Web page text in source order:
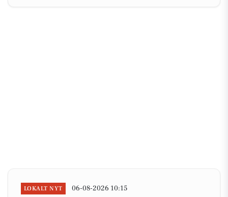
LOKALT NYT 06-08-2026 10:15